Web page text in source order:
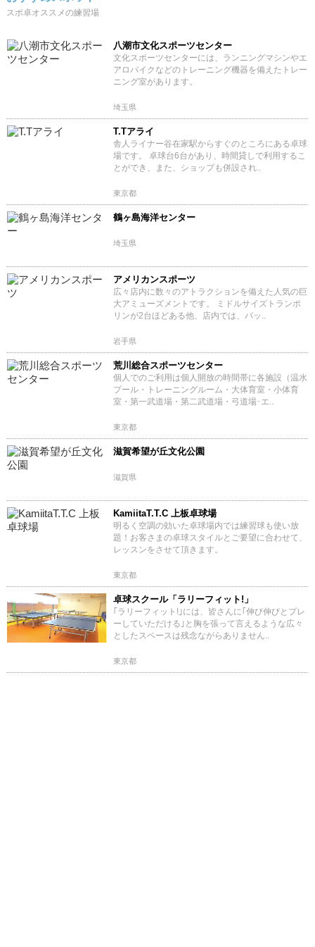
スポ卓オススメの練習場
八潮市文化スポーツセンター
文化スポーツセンターには、ランニングマシンやエ
アロバイクなどのトレーニング機器を備えたトレー
ニング室があります。
埼玉県
T.Tアライ
舎人ライナー谷在家駅からすぐのところにある卓球
場です。 卓球台6台があり、時間貸しで利用するこ
とができ、また、ショップも併設され..
東京都
鶴ヶ島海洋センター
埼玉県
アメリカンスポーツ
広々店内に数々のアトラクションを備えた人気の巨
大アミューズメントです。 ミドルサイズトランポ
リンが2台ほどある他、店内では、バッ..
岩手県
荒川総合スポーツセンター
個人でのご利用は個人開放の時間帯に各施設（温水
プール・トレーニングルーム・大体育室・小体育
室・第一武道場・第二武道場・弓道場･エ..
東京都
滋賀希望が丘文化公園
滋賀県
KamiitaT.T.C 上板卓球場
明るく空調の効いた卓球場内では練習球も使い放
題！お客さまの卓球スタイルとご要望に合わせて、
レッスンをさせて頂きます。
東京都
卓球スクール「ラリーフィット!」
｢ラリーフィット!｣には、皆さんに｢伸び伸びとプレ
ーしていただける｣と胸を張って言えるような広々
としたスペースは残念ながらありません..
東京都